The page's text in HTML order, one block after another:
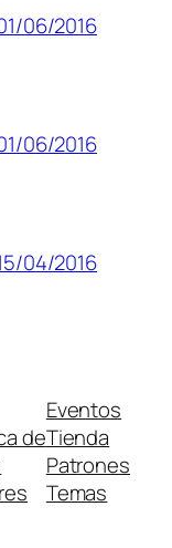
06/2016
06/2016
04/2016
de
Eventos
Tienda
Patrones
Temas